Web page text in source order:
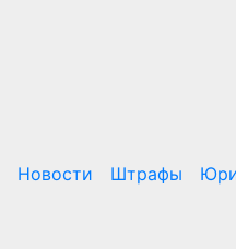
Новости Штрафы